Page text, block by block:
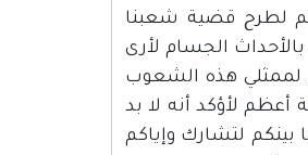
تلقيت دعوة مشكورة منكم لطرح قضية شعبنا
الجسام لأرى
لممثلي هذه الشعوب
أعظم لأؤكد أنه لا بد
بينكم لتشارك وإياكم